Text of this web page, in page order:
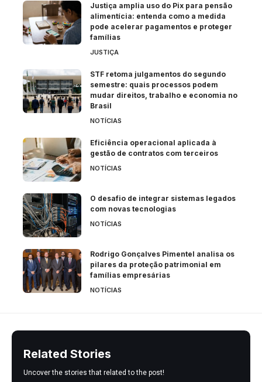
Justiça amplia uso do Pix para pensão
alimentícia: entenda como a medida
pode acelerar pagamentos e proteger
famílias
JUSTIÇA
STF retoma julgamentos do segundo
semestre: quais processos podem
mudar direitos, trabalho e economia no
Brasil
NOTÍCIAS
Eficiência operacional aplicada à
gestão de contratos com terceiros
NOTÍCIAS
O desafio de integrar sistemas legados
com novas tecnologias
NOTÍCIAS
Rodrigo Gonçalves Pimentel analisa os
pilares da proteção patrimonial em
famílias empresárias
NOTÍCIAS
Related Stories
Uncover the stories that related to the post!